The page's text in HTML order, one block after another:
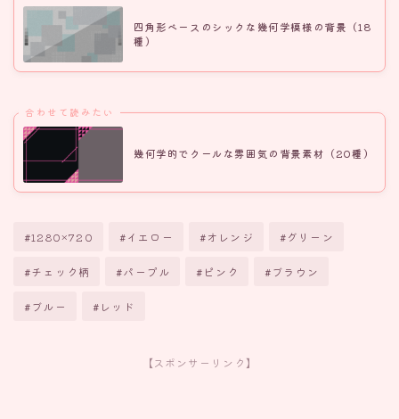
四角形ベースのシックな幾何学模様の背景（18
種）
合わせて読みたい
幾何学的でクールな雰囲気の背景素材（20種）
#1280×720 #イエロー #オレンジ #グリーン
#チェック柄 #パープル #ピンク #ブラウン
#ブルー #レッド
【スポンサーリンク】